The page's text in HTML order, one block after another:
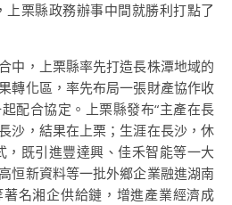
栗縣政務辦事中間就勝利打點了
中，上栗縣率先打造長株潭地域的
轉化區，率先布局一張財產協作收
配合協定。上栗縣發布“主產在長
沙，結果在上栗；生涯在長沙，休
，既引進豐達興、佳禾智能等一大
恒新資料等一批外鄉企業融進湖南
名湘企供給鏈，增進產業經濟成